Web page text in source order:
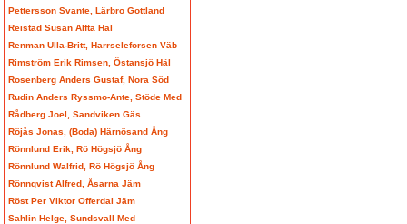
Pettersson Svante, Lärbro Gottland
Reistad Susan Alfta Häl
Renman Ulla-Britt, Harrseleforsen Väb
Rimström Erik Rimsen, Östansjö Häl
Rosenberg Anders Gustaf, Nora Söd
Rudin Anders Ryssmo-Ante, Stöde Med
Rådberg Joel, Sandviken Gäs
Röjås Jonas, (Boda) Härnösand Ång
Rönnlund Erik, Rö Högsjö Ång
Rönnlund Walfrid, Rö Högsjö Ång
Rönnqvist Alfred, Åsarna Jäm
Röst Per Viktor Offerdal Jäm
Sahlin Helge, Sundsvall Med